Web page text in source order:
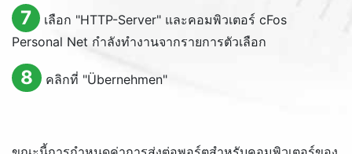
7 เลือก "HTTP-Server" และคอมพิวเตอร์ cFos
Personal Net กำลังทำงานจากรายการตัวเลือก
8 คลิกที่ "Übernehmen"